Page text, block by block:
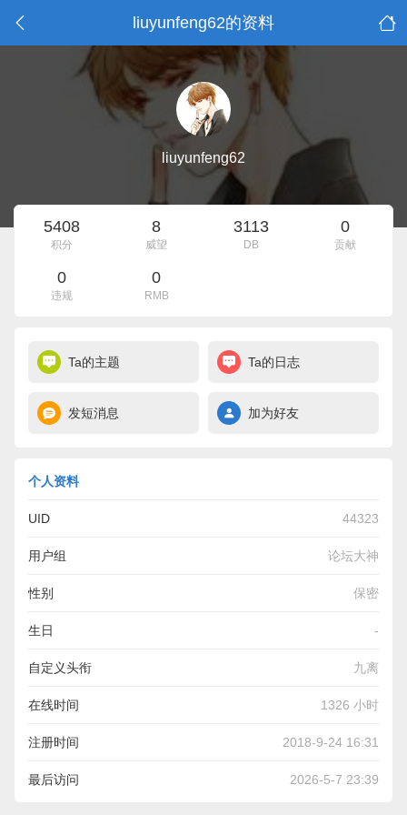
liuyunfeng62的资料
liuyunfeng62
5408
积分
8
威望
3113
DB
0
贡献
0
违规
0
RMB
Ta的主题 Ta的日志
发短消息 加为好友
个人资料
UID 44323
用户组 论坛大神
性别 保密
生日 -
自定义头衔 九离
在线时间 1326 小时
注册时间 2018-9-24 16:31
最后访问 2026-5-7 23:39